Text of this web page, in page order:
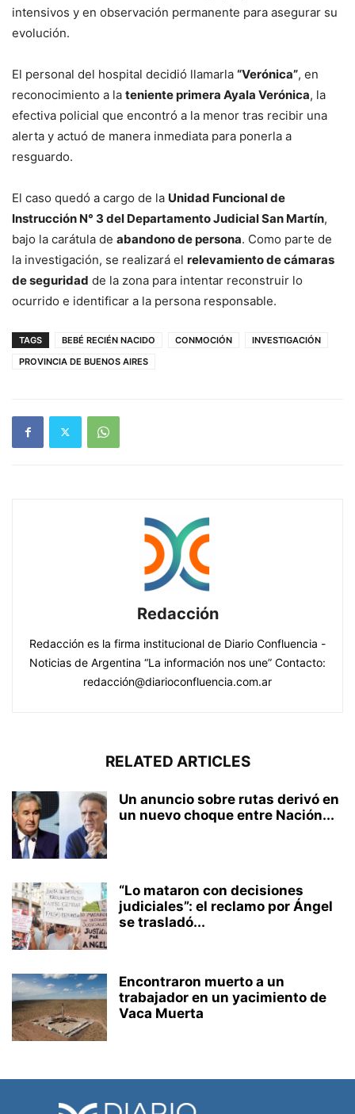
intensivos y en observación permanente para asegurar su
evolución.
El personal del hospital decidió llamarla “Verónica”, en
reconocimiento a la teniente primera Ayala Verónica, la
efectiva policial que encontró a la menor tras recibir una
alerta y actuó de manera inmediata para ponerla a
resguardo.
El caso quedó a cargo de la Unidad Funcional de
Instrucción N° 3 del Departamento Judicial San Martín,
bajo la carátula de abandono de persona. Como parte de
la investigación, se realizará el relevamiento de cámaras
de seguridad de la zona para intentar reconstruir lo
ocurrido e identificar a la persona responsable.
TAGS BEBÉ RECIÉN NACIDO CONMOCIÓN
INVESTIGACIÓN
PROVINCIA DE BUENOS AIRES
Redacción
Redacción es la firma institucional de Diario Confluencia -
Noticias de Argentina “La información nos une” Contacto:
redacción@diarioconfluencia.com.ar
RELATED ARTICLES
Un anuncio sobre rutas derivó en
un nuevo choque entre Nación...
“Lo mataron con decisiones
judiciales”: el reclamo por Ángel
se trasladó...
Encontraron muerto a un
trabajador en un yacimiento de
Vaca Muerta